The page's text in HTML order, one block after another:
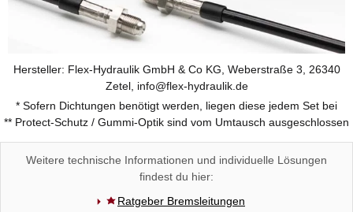
Hersteller: Flex-Hydraulik GmbH & Co KG, Weberstraße 3, 26340
Zetel, info@flex-hydraulik.de
* Sofern Dichtungen benötigt werden, liegen diese jedem Set bei
** Protect-Schutz / Gummi-Optik sind vom Umtausch ausgeschlossen
Weitere technische Informationen und individuelle Lösungen
findest du hier:
Ratgeber Bremsleitungen